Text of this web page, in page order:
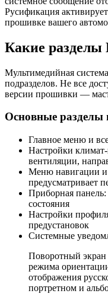
Русификация
прошивке вашего
Какие разделы
Мультимедийная
подразделов. Не все
версии прошивки —
Основные разделы
Главное меню и
Настройки
вентиляции,
Меню навигации и
предусматривает
Приборная
состояния
Настройки
предустановок
Системные
Поворотный
режима
отображения
портретном и